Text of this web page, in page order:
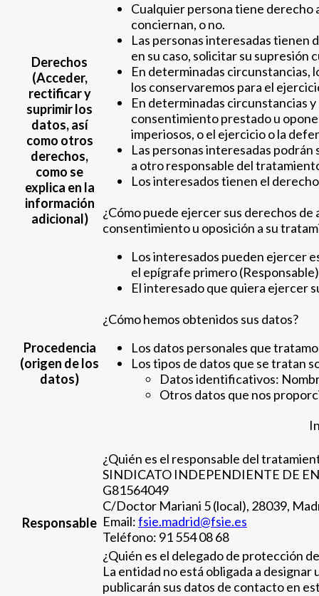
Derechos
(Acceder,
rectificar y
suprimir los
datos, así
como otros
derechos,
como se
explica en la
información
adicional)
Cualquier persona tiene derecho
conciernan, o no.
Las personas interesadas tienen
en su caso, solicitar su supresión
En determinadas circunstancias,
los conservaremos para el
En determinadas circunstancias
consentimiento prestado u
imperiosos, o el ejercicio o la
Las personas interesadas podrán
a otro responsable del
Los interesados tienen el
¿Cómo puede ejercer sus derechos
consentimiento u oposición a su
Los interesados pueden ejercer
el epígrafe primero
El interesado que quiera ejercer
Procedencia
(origen de los
datos)
¿Cómo hemos obtenidos sus datos?
Los datos personales que
Los tipos de datos que se tratan
Datos identificativos:
Otros datos que nos
Responsable
¿Quién es el responsable del
SINDICATO INDEPENDIENTE DE
G81564049
C/Doctor Mariani 5 (local), 28039,
Email:fsie.madrid@fsie.es
Teléfono: 91 554 08 68
¿Quién es el delegado de protección
La entidad no está obligada a
publicarán sus datos de contacto en